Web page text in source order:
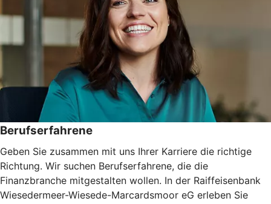
Berufserfahrene
Geben Sie zusammen mit uns Ihrer Karriere die richtige
Richtung. Wir suchen Berufserfahrene, die die
Finanzbranche mitgestalten wollen. In der Raiffeisenbank
Wiesedermeer-Wiesede-Marcardsmoor eG erleben Sie